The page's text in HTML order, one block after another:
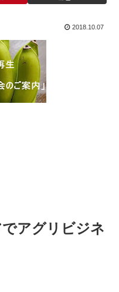
2018.10.07
アグリビジネ